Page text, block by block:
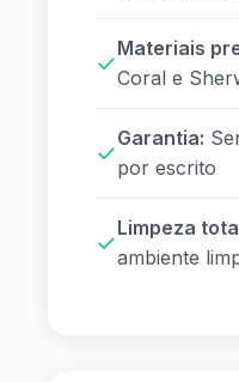
✓
Materiais
Coral e
✓
Garantia:
por escrito
✓
Limpeza
ambiente